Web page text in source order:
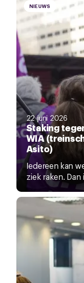
NIEUWS
22 juni 2026
Staking
WIA
Asito)
Iedereen kan
ziek raken. Dan